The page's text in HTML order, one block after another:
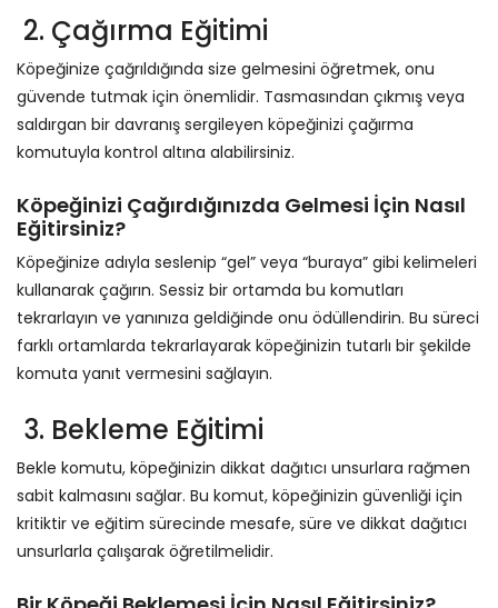
2. Çağırma Eğitimi
Köpeğinize çağrıldığında size gelmesini öğretmek, onu
güvende tutmak için önemlidir. Tasmasından çıkmış veya
saldırgan bir davranış sergileyen köpeğinizi çağırma
komutuyla kontrol altına alabilirsiniz.
Köpeğinizi Çağırdığınızda Gelmesi İçin Nasıl
Eğitirsiniz?
Köpeğinize adıyla seslenip “gel” veya “buraya” gibi kelimeleri
kullanarak çağırın. Sessiz bir ortamda bu komutları
tekrarlayın ve yanınıza geldiğinde onu ödüllendirin. Bu süreci
farklı ortamlarda tekrarlayarak köpeğinizin tutarlı bir şekilde
komuta yanıt vermesini sağlayın.
3. Bekleme Eğitimi
Bekle komutu, köpeğinizin dikkat dağıtıcı unsurlara rağmen
sabit kalmasını sağlar. Bu komut, köpeğinizin güvenliği için
kritiktir ve eğitim sürecinde mesafe, süre ve dikkat dağıtıcı
unsurlarla çalışarak öğretilmelidir.